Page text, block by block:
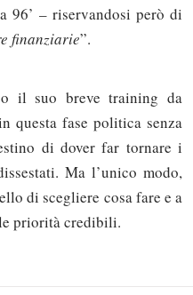
96’ – riservandosi però di
finanziarie”.
il suo breve training da
questa fase politica senza
di dover far tornare i
Ma l’unico modo,
di scegliere cosa fare e a
priorità credibili.
possono